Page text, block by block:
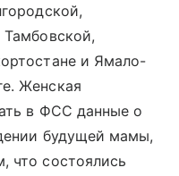
Тамбовской,
и Ямало-
Женская
в ФСС данные о
будущей мамы,
что состоялись